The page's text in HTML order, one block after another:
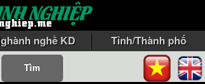
nghề KD Tỉnh/Thành phố